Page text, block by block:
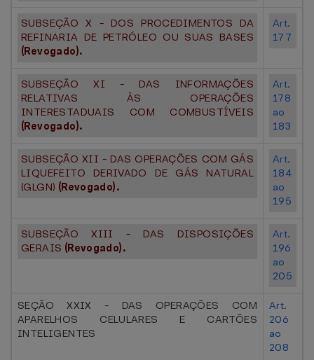
SUBSEÇÃO X - DOS PROCEDIMENTOS DA
REFINARIA DE PETRÓLEO OU SUAS BASES
(Revogado).
Art.
177
SUBSEÇÃO XI - DAS INFORMAÇÕES
RELATIVAS ÀS OPERAÇÕES
INTERESTADUAIS COM COMBUSTÍVEIS
(Revogado).
Art.
178
ao
183
SUBSEÇÃO XII - DAS OPERAÇÕES COM GÁS
LIQUEFEITO DERIVADO DE GÁS NATURAL
(GLGN) (Revogado).
Art.
184
ao
195
SUBSEÇÃO XIII - DAS DISPOSIÇÕES
GERAIS (Revogado).
Art.
196
ao
205
SEÇÃO XXIX - DAS OPERAÇÕES COM
APARELHOS CELULARES E CARTÕES
INTELIGENTES
Art.
206
ao
208